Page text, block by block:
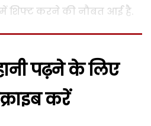
में शिफ्ट करने की नौबत आई है.
पढ़ने के लिए
करें